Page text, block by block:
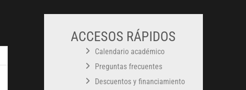
ACCESOS RÁPIDOS
Calendario académico
Preguntas frecuentes
Descuentos y financiamiento